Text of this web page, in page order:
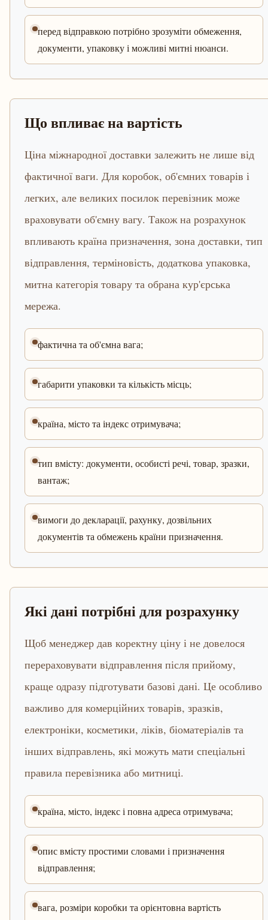
перед відправкою потрібно зрозуміти обмеження,
документи, упаковку і можливі митні нюанси.
Що впливає на вартість
Ціна міжнародної доставки залежить не лише від
фактичної ваги. Для коробок, об'ємних товарів і
легких, але великих посилок перевізник може
враховувати об'ємну вагу. Також на розрахунок
впливають країна призначення, зона доставки, тип
відправлення, терміновість, додаткова упаковка,
митна категорія товару та обрана кур'єрська
мережа.
фактична та об'ємна вага;
габарити упаковки та кількість місць;
країна, місто та індекс отримувача;
тип вмісту: документи, особисті речі, товар, зразки,
вантаж;
вимоги до декларації, рахунку, дозвільних
документів та обмежень країни призначення.
Які дані потрібні для розрахунку
Щоб менеджер дав коректну ціну і не довелося
перераховувати відправлення після прийому,
краще одразу підготувати базові дані. Це особливо
важливо для комерційних товарів, зразків,
електроніки, косметики, ліків, біоматеріалів та
інших відправлень, які можуть мати спеціальні
правила перевізника або митниці.
країна, місто, індекс і повна адреса отримувача;
опис вмісту простими словами і призначення
відправлення;
вага, розміри коробки та орієнтовна вартість